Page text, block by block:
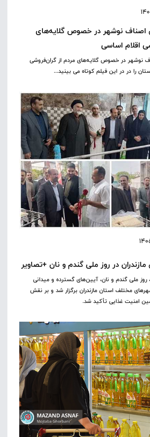
اصناف نوشهر در خصوص گلایه‌های
اقلام اساسی
نوشهر در خصوص گلایه‌های مردم از گران‌فروشی
را در در این فیلم کوتاه می بینید...
مازندران در روز ملی گندم و نان +تصاویر
فروردین، روز ملی گندم و نان، آیین‌های گسترده و میدانی
مختلف استان مازندران برگزار شد و بر نقش
امنیت غذایی تأکید شد.